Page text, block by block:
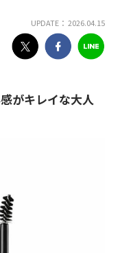
UPDATE： 2026.04.15
がキレイな大人